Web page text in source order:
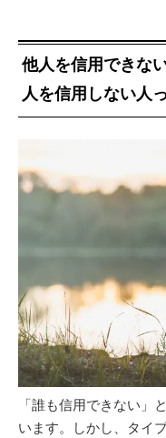
他人を信用できな
人を信用しない人
「誰も信用できない」
います。しかし、タイ